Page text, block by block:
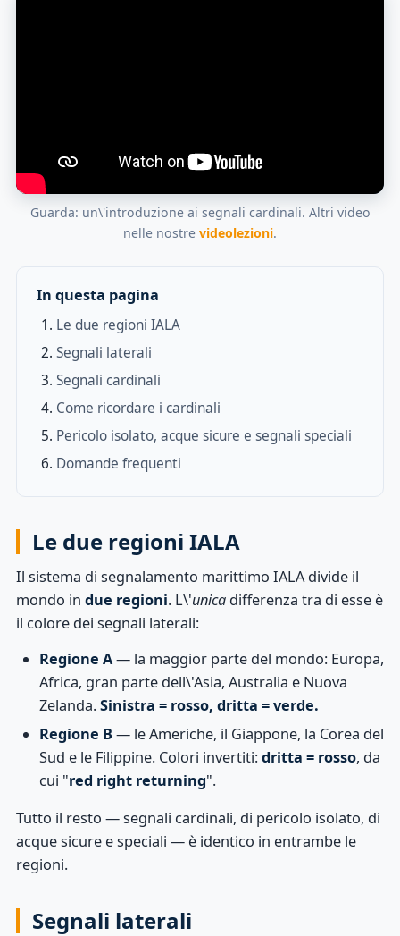
Guarda: un\'introduzione ai segnali cardinali. Altri video
nelle nostre videolezioni.
In questa pagina
Le due regioni IALA
Segnali laterali
Segnali cardinali
Come ricordare i cardinali
Pericolo isolato, acque sicure e segnali speciali
Domande frequenti
Le due regioni IALA
Il sistema di segnalamento marittimo IALA divide il
mondo in due regioni. L\'unica differenza tra di esse è
il colore dei segnali laterali:
Regione A— la maggior parte del mondo: Europa,
Africa, gran parte dell\'Asia, Australia e Nuova
Zelanda.Sinistra = rosso, dritta = verde.
Regione B — le Americhe, il Giappone, la Corea del
Sud e le Filippine. Colori invertiti:dritta = rosso, da
cui "red right returning".
Tutto il resto — segnali cardinali, di pericolo isolato, di
acque sicure e speciali — è identico in entrambe le
regioni.
Segnali laterali